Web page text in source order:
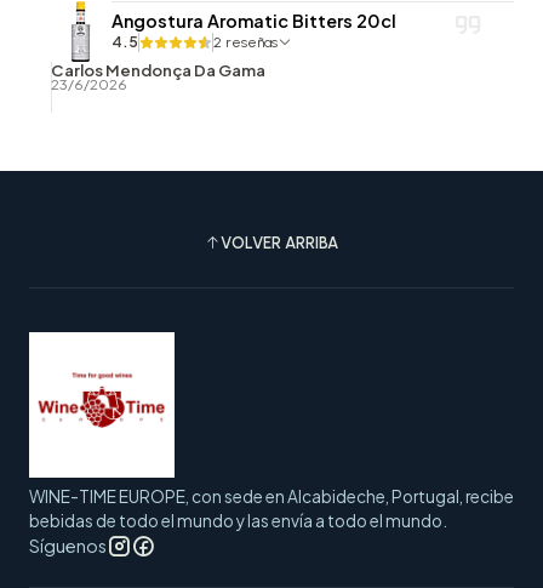
Angostura Aromatic Bitters 20cl
4.5 2 reseñas
Carlos Mendonça Da Gama
23/6/2026
VOLVER ARRIBA
WINE-TIME EUROPE, con sede en Alcabideche, Portugal, recibe
bebidas de todo el mundo y las envía a todo el mundo.
Síguenos